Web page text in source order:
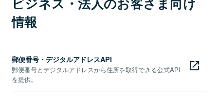
情報
郵便番号・デジタルアドレスAPI
郵便番号とデジタルアドレスから住所を取得できる公式API
を提供。